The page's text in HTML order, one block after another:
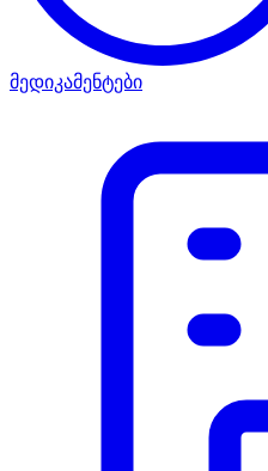
მედიკამენტები